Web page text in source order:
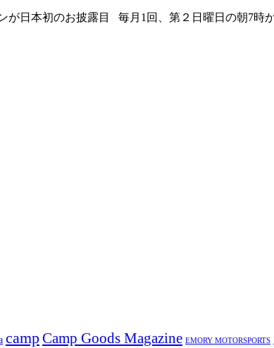
が日本初のお披露目 毎月1回、第２日曜日の朝7時
campCamp Goods Magazine EMORY MOTORSPORTS